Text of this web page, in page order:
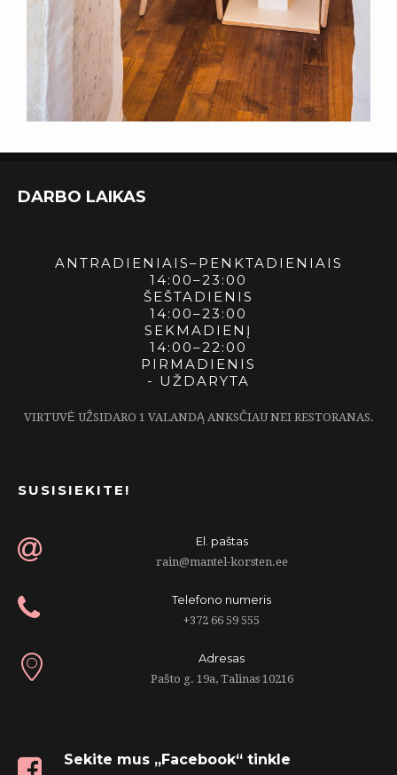
DARBO LAIKAS
ANTRADIENIAIS–PENKTADIENIAIS
14:00–23:00
ŠEŠTADIENIS
14:00–23:00
SEKMADIENĮ
14:00–22:00
PIRMADIENIS
- UŽDARYTA
VIRTUVĖ UŽSIDARO 1 VALANDĄ ANKSČIAU NEI RESTORANAS.
SUSISIEKITE!
El. paštas
rain@mantel-korsten.ee
Telefono numeris
+372 66 59 555
Adresas
Pašto g. 19a, Talinas 10216
Sekite mus „Facebook“ tinkle